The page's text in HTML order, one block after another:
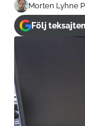
Morten Lyhne
Följ